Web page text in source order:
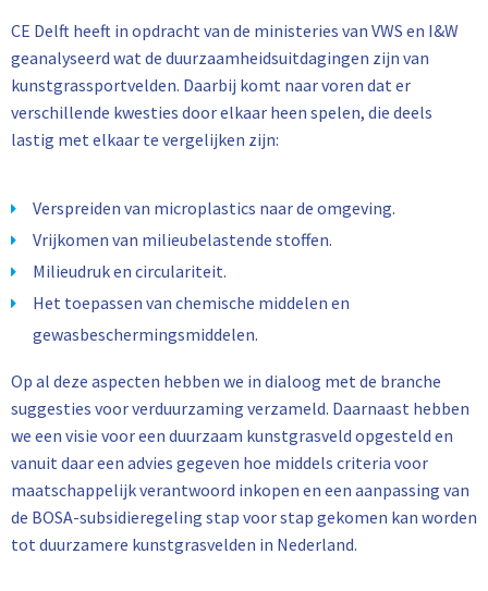
CE Delft heeft in opdracht van de ministeries van VWS en I&W
geanalyseerd wat de duurzaamheidsuitdagingen zijn van
kunstgrassportvelden. Daarbij komt naar voren dat er
verschillende kwesties door elkaar heen spelen, die deels
lastig met elkaar te vergelijken zijn:
Verspreiden van microplastics naar de omgeving.
Vrijkomen van milieubelastende stoffen.
Milieudruk en circulariteit.
Het toepassen van chemische middelen en
gewasbeschermingsmiddelen.
Op al deze aspecten hebben we in dialoog met de branche
suggesties voor verduurzaming verzameld. Daarnaast hebben
we een visie voor een duurzaam kunstgrasveld opgesteld en
vanuit daar een advies gegeven hoe middels criteria voor
maatschappelijk verantwoord inkopen en een aanpassing van
de BOSA-subsidieregeling stap voor stap gekomen kan worden
tot duurzamere kunstgrasvelden in Nederland.